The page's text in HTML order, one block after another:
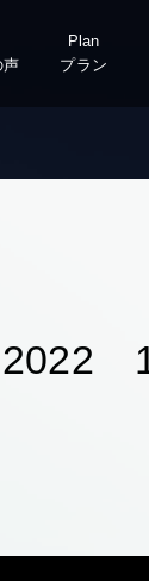
声
Plan
プラン
2022